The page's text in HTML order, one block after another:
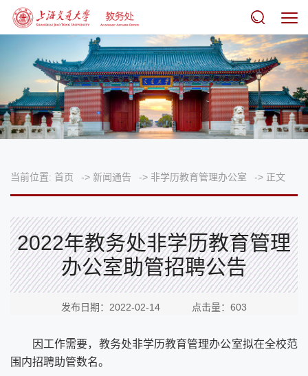
当前位置: 首页 -> 新闻通告 -> 非学历教育管理办公室 -> 正文
2022年教务处非学历教育管理
办公室助管招聘公告
发布日期：2022-02-14 点击量： 603
因工作需要，教务处非学历教育管理办公室拟在全校范
围内招聘助管数名。